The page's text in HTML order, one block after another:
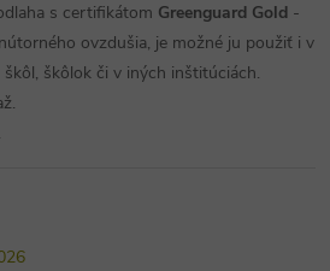
s certifikátom Greenguard Gold -
ovzdušia, je možné ju použiť i v
škôlok či v iných inštitúciách.